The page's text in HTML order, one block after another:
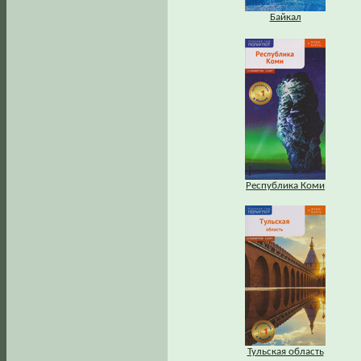
Байкал
Республика Коми
Тульская область